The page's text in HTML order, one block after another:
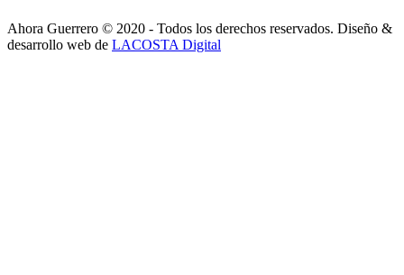
Ahora Guerrero © 2020 - Todos los derechos reservados. Diseño &
desarrollo web de LACOSTA Digital